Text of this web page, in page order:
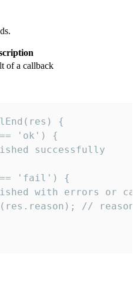
of a callback
{
'ok') {
successfully
'fail') {
with errors or
//